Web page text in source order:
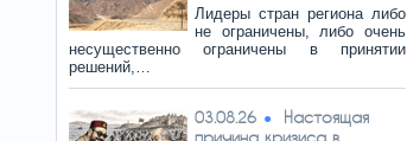
Лидеры стран региона либо
не ограничены, либо очень
несущественно ограничены в принятии
решений,…
03.08.26
Настоящая
причина кризиса в